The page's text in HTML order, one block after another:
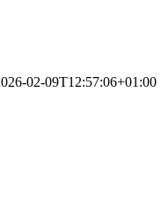
02-09T12:57:06+01:00